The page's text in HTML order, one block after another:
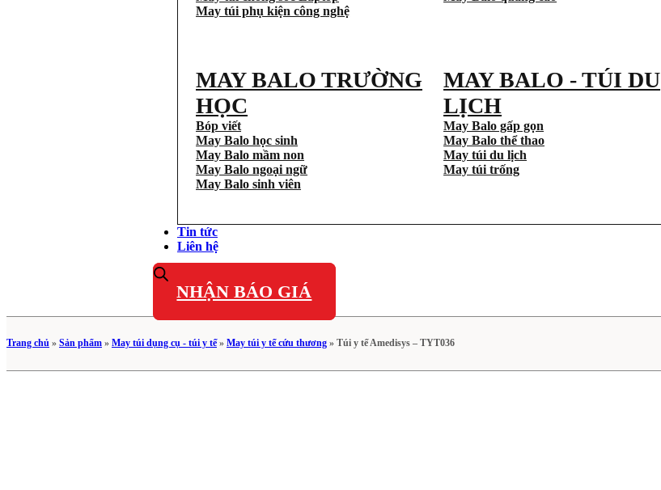
May túi phụ kiện công nghệ
MAY BALO TRƯỜNG
HỌC
Bóp viết
May Balo học sinh
May Balo mầm non
May Balo ngoại ngữ
May Balo sinh viên
MAY BALO - TÚI DU
LỊCH
May Balo gấp gọn
May Balo thể thao
May túi du lịch
May túi trống
Tin tức
Liên hệ
NHẬN BÁO GIÁ
Trang chủ » Sản phẩm » May túi dụng cụ - túi y tế» May túi y tế cứu thương » Túi y tế Amedisys – TYT036